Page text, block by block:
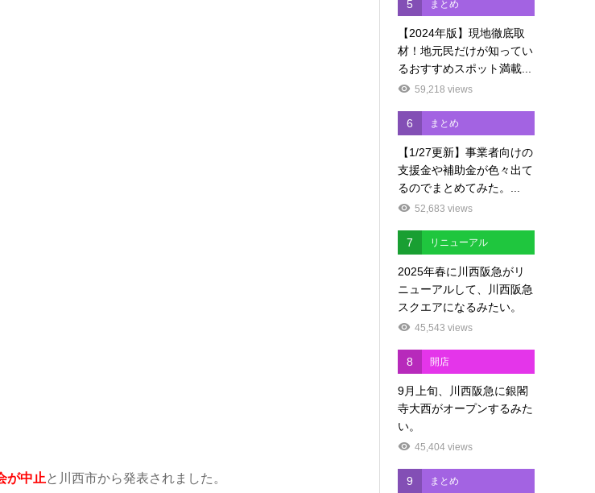
が中止 と川西市から発表されました。
5 まとめ
【2024年版】現地徹底取
材！地元民だけが知ってい
るおすすめスポット満載...
59,218 views
6 まとめ
【1/27更新】事業者向けの
支援金や補助金が色々出て
るのでまとめてみた。...
52,683 views
7 リニューアル
2025年春に川西阪急がリ
ニューアルして、川西阪急
スクエアになるみたい。
45,543 views
8 開店
9月上旬、川西阪急に銀閣
寺大西がオープンするみた
い。
45,404 views
9 まとめ